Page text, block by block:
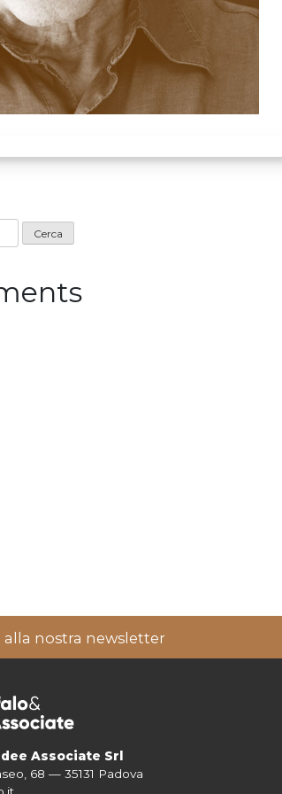
alla nostra newsletter
Associate Srl
68 — 35131 Padova